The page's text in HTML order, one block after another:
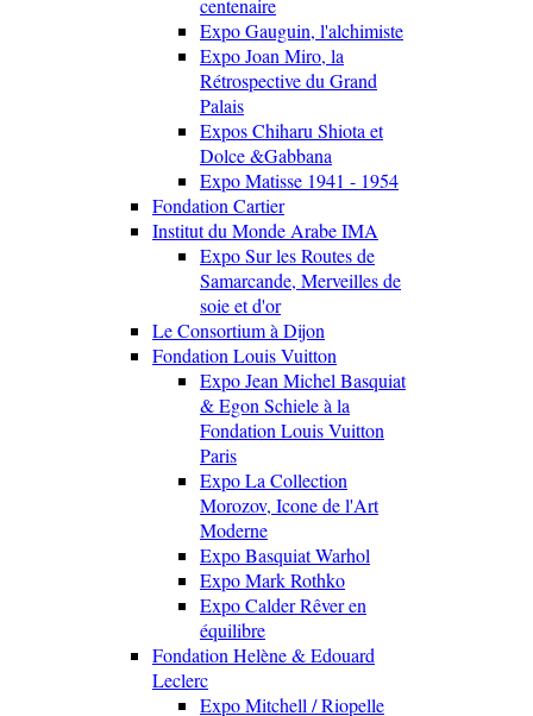
centenaire
Expo Gauguin, l'alchimiste
Expo Joan Miro, la
Rétrospective du Grand
Palais
Expos Chiharu Shiota et
Dolce &Gabbana
Expo Matisse 1941 - 1954
Fondation Cartier
Institut du Monde Arabe IMA
Expo Sur les Routes de
Samarcande, Merveilles de
soie et d'or
Le Consortium à Dijon
Fondation Louis Vuitton
Expo Jean Michel Basquiat
& Egon Schiele à la
Fondation Louis Vuitton
Paris
Expo La Collection
Morozov, Icone de l'Art
Moderne
Expo Basquiat Warhol
Expo Mark Rothko
Expo Calder Rêver en
équilibre
Fondation Helène & Edouard
Leclerc
Expo Mitchell / Riopelle